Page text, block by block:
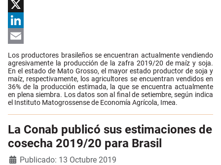
Facebook
X
LinkedIn
Email
Los productores brasileños se encuentran actualmente vendiendo
agresivamente la producción de la zafra 2019/20 de maíz y soja.
En el estado de Mato Grosso, el mayor estado productor de soja y
maíz, respectivamente, los agricultores se encuentran vendidos en
36% de la producción estimada, la que se encuentra actualmente
en plena siembra. Los datos son al final de setiembre, según indica
el Instituto Matogrossense de Economía Agrícola, Imea.
La Conab publicó sus estimaciones de
cosecha 2019/20 para Brasil
Detalles
Publicado: 13 Octubre 2019